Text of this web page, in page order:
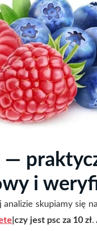
—
i
skupiamy się
|czy jest psc za 10 zł.